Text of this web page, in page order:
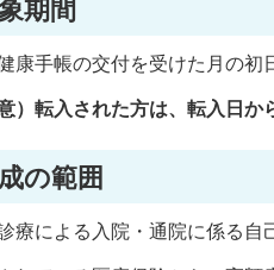
期間
康手帳の交付を受けた月の初
意）転入された方は、転入日か
の範囲
療による入院・通院に係る自